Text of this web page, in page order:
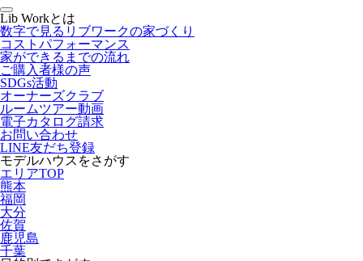
Lib Workとは
数字で見るリブワークの家づくり
コストパフォーマンス
家ができるまでの流れ
ご購入者様の声
SDGs活動
オーナーズクラブ
ルームツアー動画
電子カタログ請求
お問い合わせ
LINE友だち登録
モデルハウスをさがす
エリアTOP
熊本
福岡
大分
佐賀
鹿児島
千葉